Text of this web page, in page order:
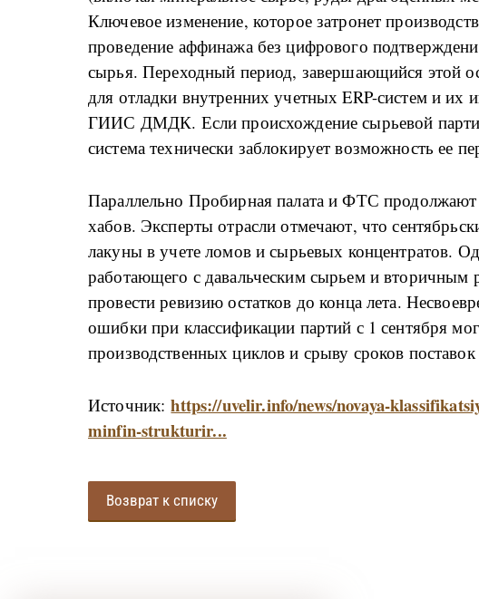
Ключевое изменение, которое затронет
проведение аффинажа без цифрового
сырья. Переходный период, завершающийся этой
для отладки внутренних учетных ERP-систем и
ГИИС ДМДК. Если происхождение сырьевой
система технически заблокирует возможность ее
Параллельно Пробирная палата и ФТС
хабов. Эксперты отрасли отмечают, что
лакуны в учете ломов и сырьевых концентратов.
работающего с давальческим сырьем и вторичным
провести ревизию остатков до конца лета.
ошибки при классификации партий с 1 сентября
производственных циклов и срыву сроков
Источник:https://uvelir.info/news/novaya-
minfin-strukturir...
Возврат к списку